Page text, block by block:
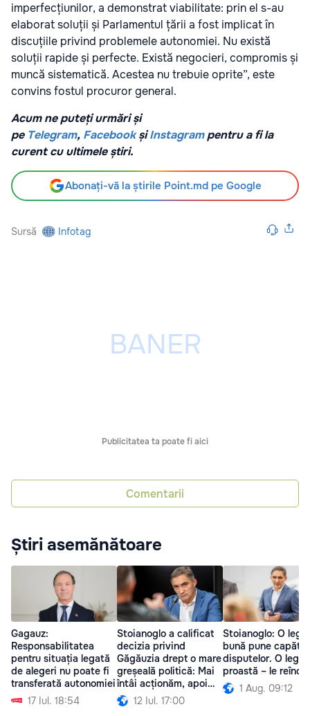
imperfecțiunilor, a demonstrat viabilitate: prin el s-au
elaborat soluții și Parlamentul țării a fost implicat în
discuțiile privind problemele autonomiei. Nu există
soluții rapide și perfecte. Există negocieri, compromis și
muncă sistematică. Acestea nu trebuie oprite”, este
convins fostul procuror general.
Acum ne puteți urmări și
pe Telegram, Facebook șiInstagrampentru a fi la
curent cu ultimele știri.
Abonați-vă la știrile Point.md pe Google
Sursă Infotag
Publicitatea ta poate fi aici
Comentarii
Știri asemănătoare
Gagauz:
Responsabilitatea
pentru situația legată
de alegeri nu poate fi
transferată autonomiei
17 Iul. 18:54
Stoianoglo a calificat
decizia privind
Găgăuzia drept o mare
greșeală politică: Mai
întâi acționăm, apoi
gândim12 Iul. 17:00
Stoianoglo: O lege
bună pune capăt
disputelor. O lege
proastă – le
1 Aug. 09:12